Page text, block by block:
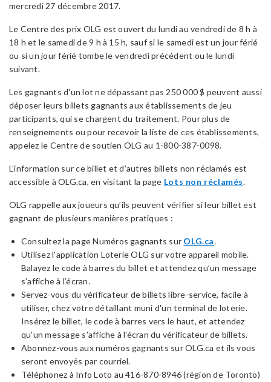
mercredi 27 décembre 2017.
Le Centre des prix OLG est ouvert du lundi au vendredi de 8 h à
18 h et le samedi de 9 h à 15 h, sauf si le samedi est un jour férié
ou si un jour férié tombe le vendredi précédent ou le lundi
suivant.
Les gagnants d'un lot ne dépassant pas 250 000 $ peuvent aussi
déposer leurs billets gagnants aux établissements de jeu
participants, qui se chargent du traitement. Pour plus de
renseignements ou pour recevoir la liste de ces établissements,
appelez le Centre de soutien OLG au 1-800-387-0098.
L’information sur ce billet et d’autres billets non réclamés est
accessible à OLG.ca, en visitant la page Lots non réclamés.
OLG rappelle aux joueurs qu’ils peuvent vérifier si leur billet est
gagnant de plusieurs manières pratiques :
Consultez la page Numéros gagnants sur OLG.ca.
Utilisez l’application Loterie OLG sur votre appareil mobile.
Balayez le code à barres du billet et attendez qu’un message
s’affiche à l’écran.
Servez-vous du vérificateur de billets libre-service, facile à
utiliser, chez votre détaillant muni d'un terminal de loterie.
Insérez le billet, le code à barres vers le haut, et attendez
qu'un message s'affiche à l'écran du vérificateur de billets.
Abonnez-vous aux numéros gagnants sur OLG.ca et ils vous
seront envoyés par courriel.
Téléphonez à Info Loto au 416-870-8946 (région de Toronto)